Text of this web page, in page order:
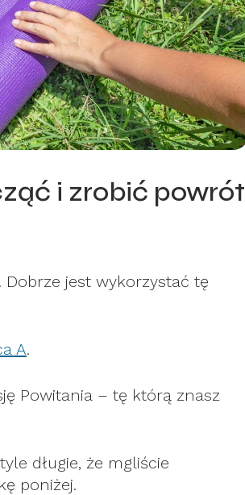
i zrobić powrót
jest wykorzystać tę
A.
Powitania – tę którą znasz
długie, że mgliście
poniżej.